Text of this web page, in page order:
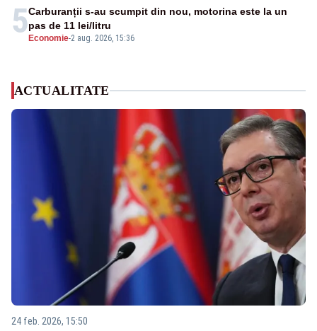
5 Economie-2 aug. 2026, 15:36
Carburanții s-au scumpit din nou, motorina este la un
pas de 11 lei/litru
ACTUALITATE
24 feb. 2026, 15:50